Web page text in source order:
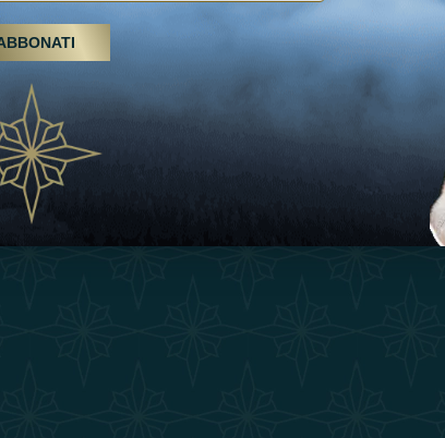
Escursioni, trattamenti termali e yoga, gli
Emirati Arabi Uniti crescono come
destinazione del benessere
03 April 2025
Évasions hivernales pour les voyageurs des
Émirats: refinir le voyage de luxe
10 March 2025
Esperienza